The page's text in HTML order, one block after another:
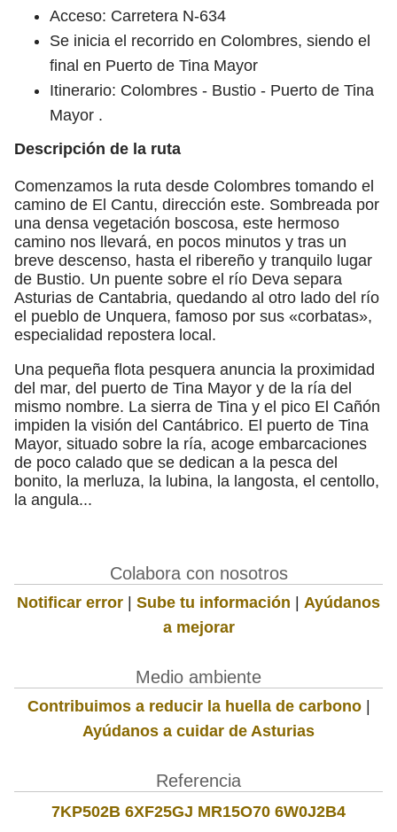
Acceso: Carretera N-634
Se inicia el recorrido en Colombres, siendo el
final en Puerto de Tina Mayor
Itinerario: Colombres - Bustio - Puerto de Tina
Mayor .
Descripción de la ruta
Comenzamos la ruta desde Colombres tomando el
camino de El Cantu, dirección este. Sombreada por
una densa vegetación boscosa, este hermoso
camino nos llevará, en pocos minutos y tras un
breve descenso, hasta el ribereño y tranquilo lugar
de Bustio. Un puente sobre el río Deva separa
Asturias de Cantabria, quedando al otro lado del río
el pueblo de Unquera, famoso por sus «corbatas»,
especialidad repostera local.
Una pequeña flota pesquera anuncia la proximidad
del mar, del puerto de Tina Mayor y de la ría del
mismo nombre. La sierra de Tina y el pico El Cañón
impiden la visión del Cantábrico. El puerto de Tina
Mayor, situado sobre la ría, acoge embarcaciones
de poco calado que se dedican a la pesca del
bonito, la merluza, la lubina, la langosta, el centollo,
la angula...
Colabora con nosotros
Notificar error | Sube tu información | Ayúdanos
a mejorar
Medio ambiente
Contribuimos a reducir la huella de carbono|
Ayúdanos a cuidar de Asturias
Referencia
7KP502B 6XF25GJ MR15O70 6W0J2B4